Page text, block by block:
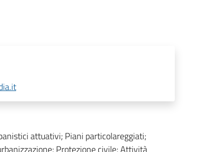
attuativi; Piani particolareggiati;
Protezione civile; Attività